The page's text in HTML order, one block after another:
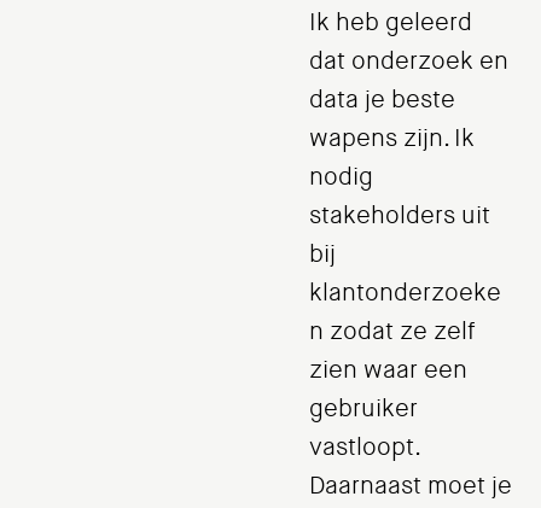
Ik heb geleerd
dat onderzoek en
data je beste
wapens zijn. Ik
nodig
stakeholders uit
bij
klantonderzoeke
n zodat ze zelf
zien waar een
gebruiker
vastloopt.
Daarnaast moet je